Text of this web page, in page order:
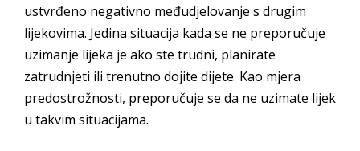
ustvrđeno negativno međudjelovanje s drugim
lijekovima. Jedina situacija kada se ne preporučuje
uzimanje lijeka je ako ste trudni, planirate
zatrudnjeti ili trenutno dojite dijete. Kao mjera
predostrožnosti, preporučuje se da ne uzimate lijek
u takvim situacijama.